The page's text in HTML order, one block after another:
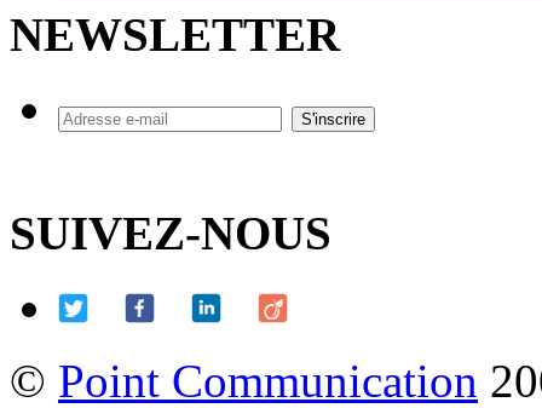
NEWSLETTER
SUIVEZ-NOUS
© Point Communication